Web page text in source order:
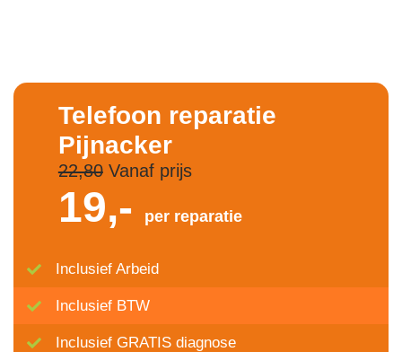
Telefoon reparatie
Pijnacker
22,80Vanaf prijs
19,- per reparatie
Inclusief Arbeid
Inclusief BTW
Inclusief GRATIS diagnose